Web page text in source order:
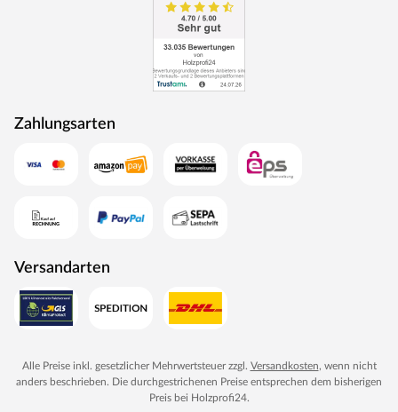
Zahlungsarten
Versandarten
Alle Preise inkl. gesetzlicher Mehrwertsteuer zzgl. Versandkosten, wenn nicht
anders beschrieben. Die durchgestrichenen Preise entsprechen dem bisherigen
Preis bei Holzprofi24.